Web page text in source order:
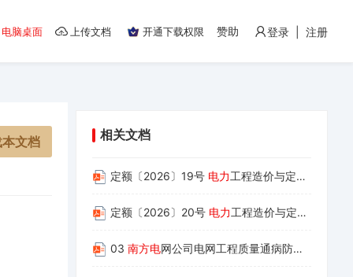
电脑桌面 上传文档 开通下载权限 赞助 登录 | 注册
文档 相关文档
定额〔2026〕19号 电力工程造价与定额管理总站关于发布2025年版
定额〔2026〕20号 电力工程造价与定额管理总站关于发布2025版
03 南方电网公司电网工程质量通病防治手